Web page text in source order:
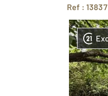
Ref : 13837